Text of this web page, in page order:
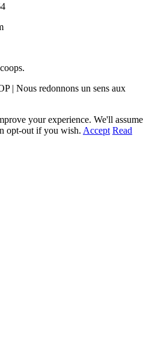
| Nous redonnons un sens aux
your experience. We'll assume
opt-out if you wish. Accept Read